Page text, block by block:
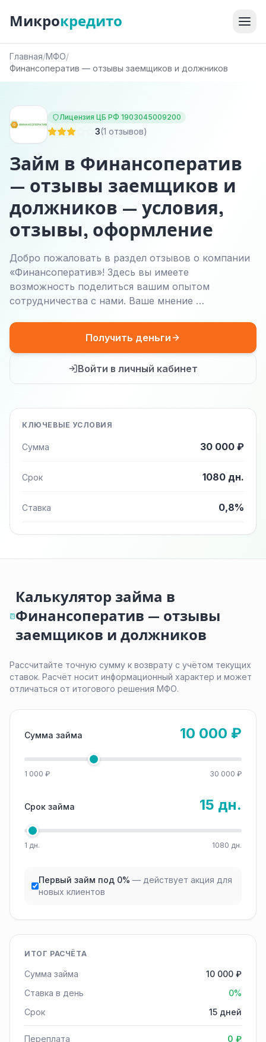
Микрокредито
Главная/МФО/
Финансоператив — отзывы заемщиков и должников
Лицензия ЦБ РФ 1903045009200
3(1 отзывов)
Займ в Финансоператив
— отзывы заемщиков и
должников — условия,
отзывы, оформление
Добро пожаловать в раздел отзывов о компании
«Финансоператив»! Здесь вы имеете
возможность поделиться вашим опытом
сотрудничества с нами. Ваше мнение …
Получить деньги
Войти в личный кабинет
КЛЮЧЕВЫЕ УСЛОВИЯ
Сумма 30 000 ₽
Срок 1080 дн.
Ставка 0,8%
Калькулятор займа в
Финансоператив — отзывы
заемщиков и должников
Рассчитайте точную сумму к возврату с учётом текущих
ставок. Расчёт носит информационный характер и может
отличаться от итогового решения МФО.
Сумма займа 10 000 ₽
1 000 ₽ 30 000 ₽
Срок займа 15 дн.
1 дн. 1080 дн.
Первый займ под 0% — действует акция для
новых клиентов
ИТОГ РАСЧЁТА
Сумма займа
10 000 ₽
Ставка в день
0%
Срок
15 дней
Переплата 0 ₽